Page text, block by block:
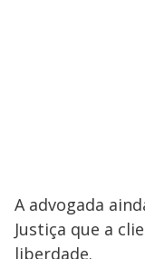
A advogada
Justiça que a
liberdade.